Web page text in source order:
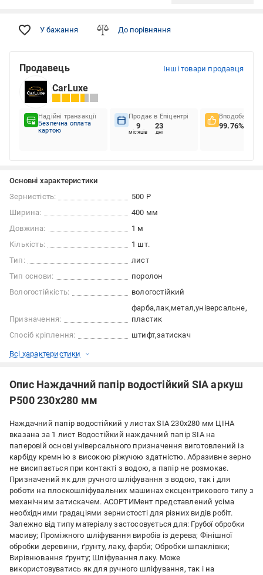
У бажання До порівняння
Продавець Інші товари продавця
CarLuxe
Надійні транзакції
Безпечна оплата
картою
Продає в Епіцентрі
9
місяців
23
дні
Вподобання
99.76%
Основні характеристики
Зернистість:
500 Р
Ширина:
400 мм
Довжина:
1 м
Кількість:
1 шт.
Тип:
лист
Тип основи:
поролон
Вологостійкість:
вологостійкий
Призначення:
фарба лак метал універсальне
пластик
Спосіб кріплення:
штифт затискач
Всі характеристики
Опис Наждачний папір водостійкий SIA аркуш
P500 230x280 мм
Наждачний папір водостійкий у листах SIA 230х280 мм ЦІНА
вказана за 1 лист Водостійкий наждачний папір SIA на
паперовій основі універсального призначення виготовлений із
карбіду кремнію з високою ріжучою здатністю. Абразивне зерно
не висипається при контакті з водою, а папір не розмокає.
Призначений як для ручного шліфування з водою, так і для
роботи на плоскошліфувальних машинах ексцентрикового типу з
механічним затискачем. АСОРТИМент представлений усіма
необхідними градаціями зернистості для різних видів робіт.
Залежно від типу матеріалу застосовується для: Грубої обробки
масиву; Проміжного шліфування виробів із дерева; Фінішної
обробки деревини, ґрунту, лаку, фарби; Обробки шпаклівки;
Вирівнювання ґрунту; Шліфування лаку. Може
використовуватись як для ручного шліфування, так і на